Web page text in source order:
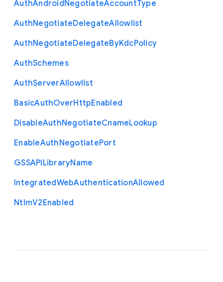
AuthAndroidNegotiateAccountType
AuthNegotiateDelegateAllowlist
AuthNegotiateDelegateByKdcPolicy
AuthSchemes
AuthServerAllowlist
BasicAuthOverHttpEnabled
DisableAuthNegotiateCnameLookup
EnableAuthNegotiatePort
GSSAPILibraryName
IntegratedWebAuthenticationAllowed
NtlmV2Enabled